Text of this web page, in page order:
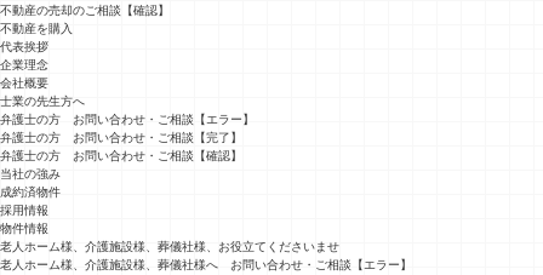
不動産の売却のご相談【確認】
不動産を購入
代表挨拶
企業理念
会社概要
士業の先生方へ
弁護士の方 お問い合わせ・ご相談【エラー】
弁護士の方 お問い合わせ・ご相談【完了】
弁護士の方 お問い合わせ・ご相談【確認】
当社の強み
成約済物件
採用情報
物件情報
老人ホーム様、介護施設様、葬儀社様、お役立てくださいませ
老人ホーム様、介護施設様、葬儀社様へ お問い合わせ・ご相談【エラー】